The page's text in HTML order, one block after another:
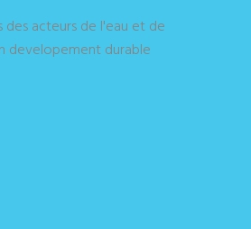
des acteurs de l'eau et de
developement durable